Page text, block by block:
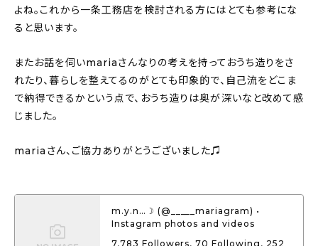
よね。これから一条工務店を検討される方にはとても参考にな
ると思います。
またお話を伺いmariaさんなりの考えを持っておうち造りをさ
れたり、暮らしを整えてるのがとても印象的で、自己流をどこま
で納得できるかという点で、おうち造りは奥が深いなと改めて感
じました。
mariaさん、ご協力ありがとうございました♫
m.y.n…☽ (@_____mariagram) •
Instagram photos and videos
7,783 Followers, 70 Following, 252